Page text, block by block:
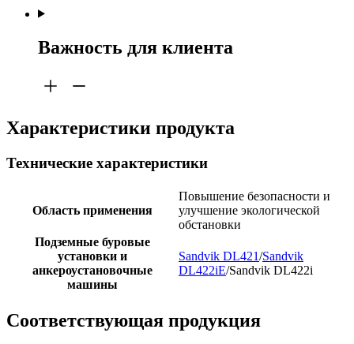
Важность для клиента
Характеристики продукта
Технические характеристики
Область применения
Повышение безопасности и
улучшение экологической
обстановки
Подземные буровые
установки и
анкероустановочные
машины
Sandvik DL421/Sandvik
DL422iE/Sandvik DL422i
Соответствующая продукция